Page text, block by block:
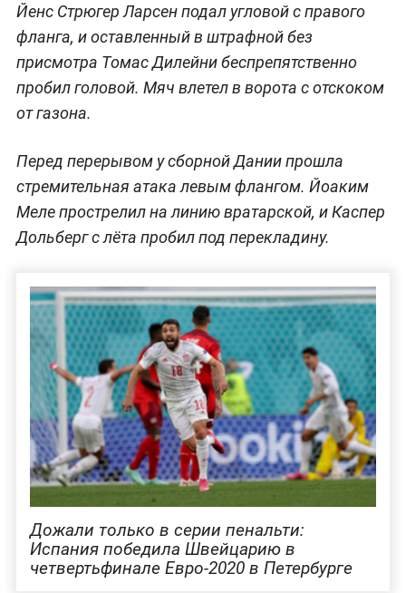
Йенс Стрюгер Ларсен подал угловой с правого
фланга, и оставленный в штрафной без
присмотра Томас Дилейни беспрепятственно
пробил головой. Мяч влетел в ворота с отскоком
от газона.
Перед перерывом у сборной Дании прошла
стремительная атака левым флангом. Йоаким
Меле прострелил на линию вратарской, и Каспер
Дольберг с лёта пробил под перекладину.
Дожали только в серии пенальти:
Испания победила Швейцарию в
четвертьфинале Евро-2020 в Петербурге